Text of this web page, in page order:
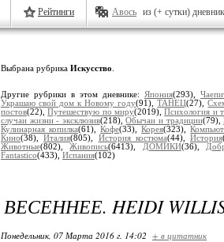
Рейтинги Авось из (+ сутки)
Выбрана рубрика Искусство
Другие рубрики в этом дневнике: Япония(293),
Украшаю свой дом к Новому году(91),ТАНЕЦ(27),
постов(22),Путешествую по миру(2019),Психология и
случаи жизни - эксклюзив(218),Обычаи и традиции(79),
Кулинарная копилка(61),Кофе(33),Корея(323),
Кино(38),Италия(805), История костюма(44), История
Животные(802),Живопись(6413), ДОМИКИ(36),
Fantastico(433), Испания(102)
ВЕСЕННЕЕ. HEIDI
Понедельник, 07 Марта 2016 г. 14:02 + в цитатник